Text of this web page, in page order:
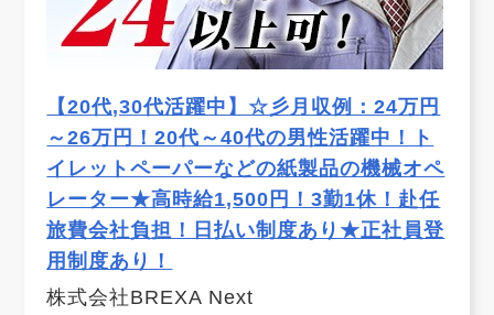
【20代,30代活躍中】☆彡月収例：24万円
～26万円！20代～40代の男性活躍中！ト
イレットペーパーなどの紙製品の機械オペ
レーター★高時給1,500円！3勤1休！赴任
旅費会社負担！日払い制度あり★正社員登
用制度あり！
株式会社BREXA Next